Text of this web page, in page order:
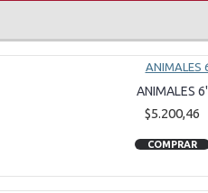
ANIMALES 6'
$5.200,46
COMPRAR